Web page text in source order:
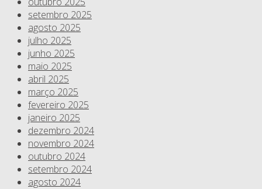
setembro 2025
agosto 2025
julho 2025
junho 2025
maio 2025
abril 2025
março 2025
fevereiro 2025
janeiro 2025
dezembro 2024
novembro 2024
outubro 2024
setembro 2024
agosto 2024